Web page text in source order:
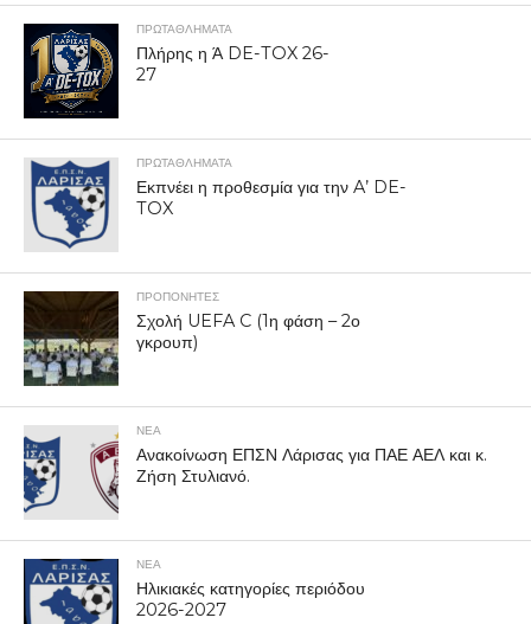
ΠΡΩΤΑΘΛΉΜΑΤΑ
Πλήρης η Ά DE-TOX 26-
27
ΠΡΩΤΑΘΛΉΜΑΤΑ
Εκπνέει η προθεσμία για την A’ DE-
TOX
ΠΡΟΠΟΝΗΤΈΣ
Σχολή UEFA C (1η φάση – 2ο
γκρουπ)
ΝΕΑ
Ανακοίνωση ΕΠΣΝ Λάρισας για ΠΑΕ ΑΕΛ και κ.
Ζήση Στυλιανό.
ΝΕΑ
Ηλικιακές κατηγορίες περιόδου
2026-2027